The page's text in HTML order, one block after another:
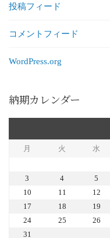
投稿フィード
コメントフィード
WordPress.org
納期カレンダー
月 火 水
3
4 5
10
11 12
17
18 19
24
25 26
31